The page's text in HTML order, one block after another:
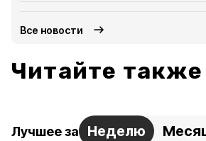
Все новости
Читайте также
Лучшее за Неделю